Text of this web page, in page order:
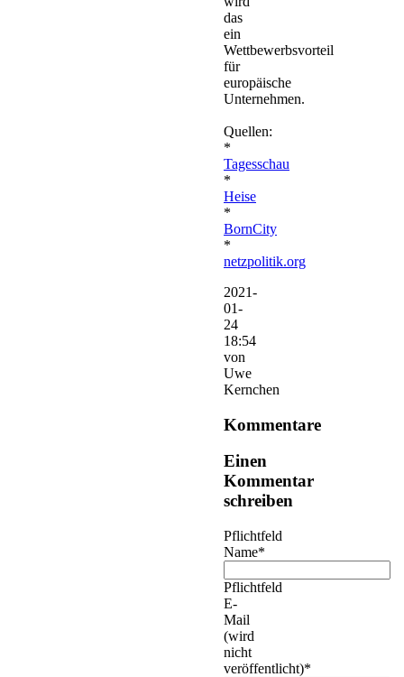
das
ein
Wettbewerbsvorteil
für
europäische
Unternehmen.
Quellen:
*
Tagesschau
*
Heise
*
BornCity
*
netzpolitik.org
2021-
01-
24
18:54
von
Uwe
Kernchen
Kommentare
Einen
Kommentar
schreiben
Pflichtfeld
Name*
Pflichtfeld
E-
Mail
(wird
nicht
veröffentlicht)*